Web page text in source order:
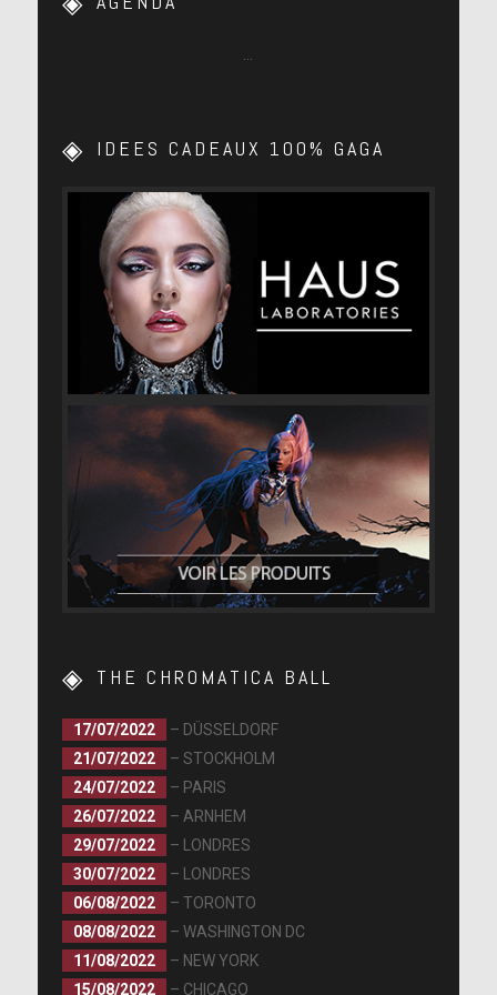
…
IDEES CADEAUX 100% GAGA
THE CHROMATICA BALL
17/07/2022
– DÜSSELDORF
21/07/2022
– STOCKHOLM
24/07/2022
– PARIS
26/07/2022
– ARNHEM
29/07/2022
– LONDRES
30/07/2022
– LONDRES
06/08/2022
– TORONTO
08/08/2022
– WASHINGTON DC
11/08/2022
– NEW YORK
15/08/2022
– CHICAGO